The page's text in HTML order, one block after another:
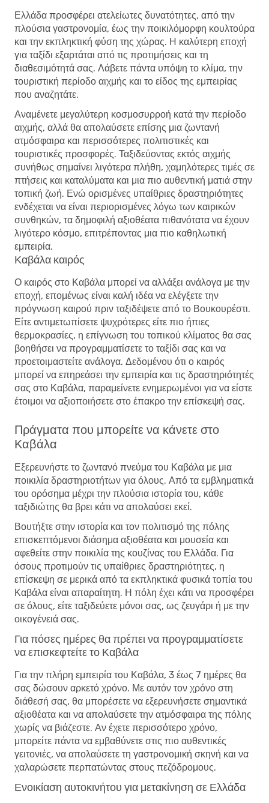
Ελλάδα προσφέρει ατελείωτες δυνατότητες, από την
πλούσια γαστρονομία, έως την ποικιλόμορφη κουλτούρα
και την εκπληκτική φύση της χώρας. Η καλύτερη εποχή
για ταξίδι εξαρτάται από τις προτιμήσεις και τη
διαθεσιμότητά σας. Λάβετε πάντα υπόψη το κλίμα, την
τουριστική περίοδο αιχμής και το είδος της εμπειρίας
που αναζητάτε.
Αναμένετε μεγαλύτερη κοσμοσυρροή κατά την περίοδο
αιχμής, αλλά θα απολαύσετε επίσης μια ζωντανή
ατμόσφαιρα και περισσότερες πολιτιστικές και
τουριστικές προσφορές. Ταξιδεύοντας εκτός αιχμής
συνήθως σημαίνει λιγότερα πλήθη, χαμηλότερες τιμές σε
πτήσεις και καταλύματα και μια πιο αυθεντική ματιά στην
τοπική ζωή. Ενώ ορισμένες υπαίθριες δραστηριότητες
ενδέχεται να είναι περιορισμένες λόγω των καιρικών
συνθηκών, τα δημοφιλή αξιοθέατα πιθανότατα να έχουν
λιγότερο κόσμο, επιτρέποντας μια πιο καθηλωτική
εμπειρία.
Καβάλα καιρός
Ο καιρός στο Καβάλα μπορεί να αλλάξει ανάλογα με την
εποχή, επομένως είναι καλή ιδέα να ελέγξετε την
πρόγνωση καιρού πριν ταξιδέψετε από το Βουκουρέστι.
Είτε αντιμετωπίσετε ψυχρότερες είτε πιο ήπιες
θερμοκρασίες, η επίγνωση του τοπικού κλίματος θα σας
βοηθήσει να προγραμματίσετε το ταξίδι σας και να
προετοιμαστείτε ανάλογα. Δεδομένου ότι ο καιρός
μπορεί να επηρεάσει την εμπειρία και τις δραστηριότητές
σας στο Καβάλα, παραμείνετε ενημερωμένοι για να είστε
έτοιμοι να αξιοποιήσετε στο έπακρο την επίσκεψή σας.
Πράγματα που μπορείτε να κάνετε στο
Καβάλα
Εξερευνήστε το ζωντανό πνεύμα του Καβάλα με μια
ποικιλία δραστηριοτήτων για όλους. Από τα εμβληματικά
του ορόσημα μέχρι την πλούσια ιστορία του, κάθε
ταξιδιώτης θα βρει κάτι να απολαύσει εκεί.
Βουτήξτε στην ιστορία και τον πολιτισμό της πόλης
επισκεπτόμενοι διάσημα αξιοθέατα και μουσεία και
αφεθείτε στην ποικιλία της κουζίνας του Ελλάδα. Για
όσους προτιμούν τις υπαίθριες δραστηριότητες, η
επίσκεψη σε μερικά από τα εκπληκτικά φυσικά τοπία του
Καβάλα είναι απαραίτητη. Η πόλη έχει κάτι να προσφέρει
σε όλους, είτε ταξιδεύετε μόνοι σας, ως ζευγάρι ή με την
οικογένειά σας.
Για πόσες ημέρες θα πρέπει να προγραμματίσετε
να επισκεφτείτε το Καβάλα
Για την πλήρη εμπειρία του Καβάλα, 3 έως 7 ημέρες θα
σας δώσουν αρκετό χρόνο. Με αυτόν τον χρόνο στη
διάθεσή σας, θα μπορέσετε να εξερευνήσετε σημαντικά
αξιοθέατα και να απολαύσετε την ατμόσφαιρα της πόλης
χωρίς να βιάζεστε. Αν έχετε περισσότερο χρόνο,
μπορείτε πάντα να εμβαθύνετε στις πιο αυθεντικές
γειτονιές, να απολαύσετε τη γαστρονομική σκηνή και να
χαλαρώσετε περπατώντας στους πεζόδρομους.
Ενοικίαση αυτοκινήτου για μετακίνηση σε Ελλάδα